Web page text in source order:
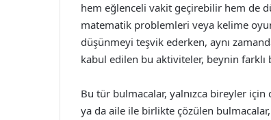
hem eğlenceli vakit geçirebilir hem de
matematik problemleri veya kelime
düşünmeyi teşvik ederken, aynı
kabul edilen bu aktiviteler, beynin
Bu tür bulmacalar, yalnızca bireyler
ya da aile ile birlikte çözülen